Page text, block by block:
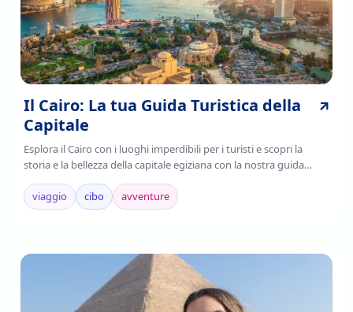
Il Cairo: La tua Guida Turistica della
Capitale
Esplora il Cairo con i luoghi imperdibili per i turisti e scopri la
storia e la bellezza della capitale egiziana con la nostra guida
completa. Leggi ora!
viaggio
cibo avventure